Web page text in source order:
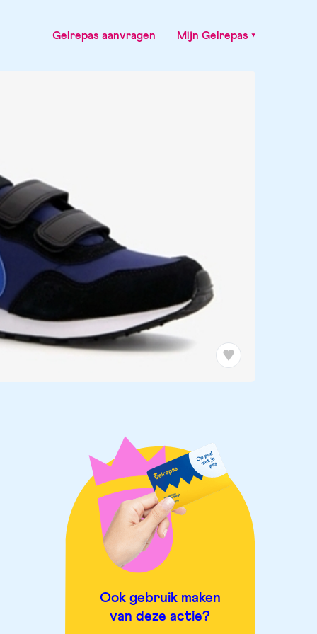
Gelrepas aanvragen Mijn Gelrepas
Ook gebruik maken
van deze actie?